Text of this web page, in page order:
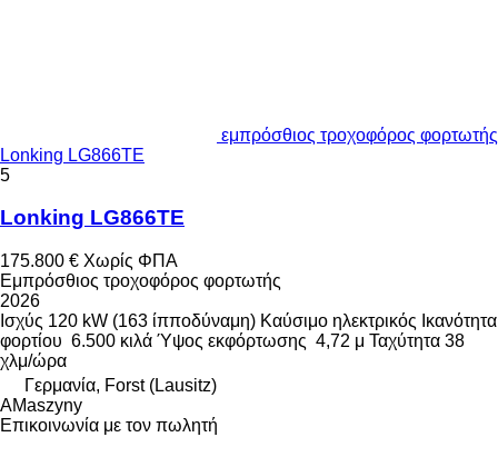
εμπρόσθιος τροχοφόρος φορτωτής
Lonking LG866TE
5
Lonking LG866TE
175.800 € Χωρίς ΦΠΑ
Εμπρόσθιος τροχοφόρος φορτωτής
2026
Ισχύς 120 kW (163 ίπποδύναμη) Καύσιμο ηλεκτρικός Ικανότητα
φορτίου 6.500 κιλά Ύψος εκφόρτωσης 4,72 μ Ταχύτητα 38
χλμ/ώρα
Γερμανία, Forst (Lausitz)
AMaszyny
Επικοινωνία με τον πωλητή